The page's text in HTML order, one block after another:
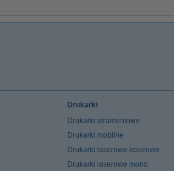
Drukarki
Drukarki atramentowe
Drukarki mobilne
Drukarki laserowe kolorowe
Drukarki laserowe mono